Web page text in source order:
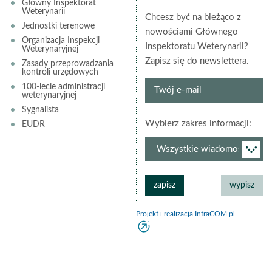
Główny Inspektorat
Weterynarii
Jednostki terenowe
Organizacja Inspekcji
Weterynaryjnej
Zasady przeprowadzania
kontroli urzędowych
100-lecie administracji
weterynaryjnej
Sygnalista
EUDR
Chcesz być na bieżąco z
nowościami Głównego
Inspektoratu Weterynarii?
Zapisz się do newslettera.
Twój
Wybierz zakres informacji:
Projekt i realizacja IntraCOM.pl